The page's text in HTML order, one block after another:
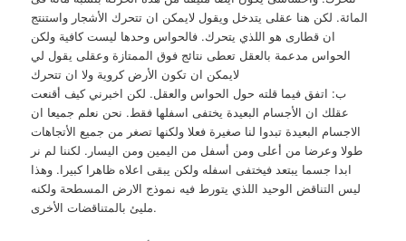
المائة. لكن هنا عقلى يتدخل ويقول لايمكن ان تتحرك الأشجار واستنتج
ان قطارى هو اللذي يتحرك. فالحواس وحدها ليست كافية ولكن
الحواس مدعمة بالعقل تعطى نتائج فوق الممتازة وعقلى يقول لي
لايمكن ان تكون الأرض كروية ولا ان تتحرك
ب: اتفق فيما قلته حول الحواس والعقل. لكن اخبرني كيف أقنعت
عقلك ان الأجسام البعيدة يختفى اسفلها فقط. نحن نعلم جميعا ان
الاجسام البعيدة تبدوا لنا صغيرة فعلا ولكنها تصغر من جميع الأتجاهات
طولا وعرضا من أعلى ومن أسفل من اليمين ومن اليسار. لكننا لم نر
ابدا جسما يبتعد فيختفى اسفله ولكن يبقى اعلاه ظاهرا كبيرا. وهذا
ليس التناقض الوحيد اللذي يتورط فيه نموذج الارض المسطحة ولكنه
مليئ بالمتناقضات الأخرى.